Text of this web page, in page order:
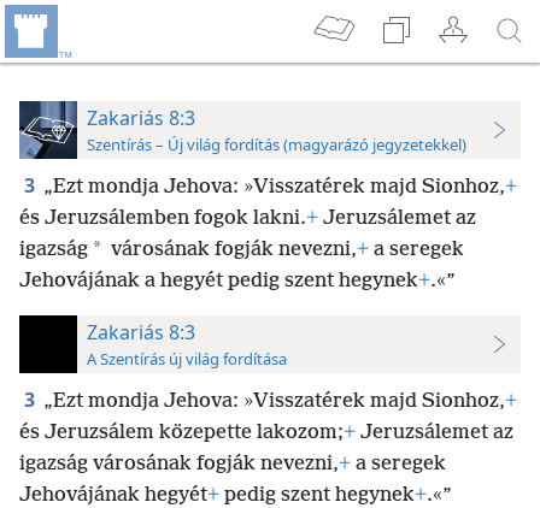
Zakariás 8:3
Szentírás – Új világ fordítás (magyarázó jegyzetekkel)
3 „Ezt mondja Jehova: »Visszatérek majd Sionhoz,+
és Jeruzsálemben fogok lakni.+ Jeruzsálemet az
igazság * városának fogják nevezni,+ a seregek
Jehovájának a hegyét pedig szent hegynek+.«”
Zakariás 8:3
A Szentírás új világ fordítása
3 „Ezt mondja Jehova: »Visszatérek majd Sionhoz,+
és Jeruzsálem közepette lakozom;+ Jeruzsálemet az
igazság városának fogják nevezni,+ a seregek
Jehovájának hegyét+ pedig szent hegynek+.«”